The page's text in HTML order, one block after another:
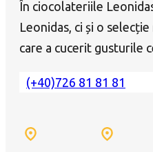
În ciocolateriile
Leonidas, ci și o
care a cucerit gusturile
(+40)726 81 81 81